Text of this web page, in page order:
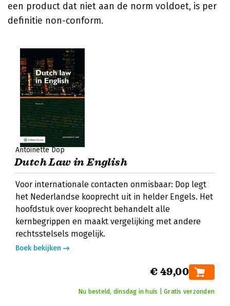
een product dat niet aan de norm voldoet, is per
definitie non-conform.
Antoinette Dop
Dutch Law in English
Voor internationale contacten onmisbaar: Dop legt
het Nederlandse kooprecht uit in helder Engels. Het
hoofdstuk over kooprecht behandelt alle
kernbegrippen en maakt vergelijking met andere
rechtsstelsels mogelijk.
Boek bekijken
€ 49,00
Nu besteld, dinsdag in huis | Gratis verzonden